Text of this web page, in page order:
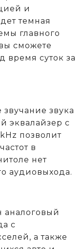
и
темная
главного
сможете
время суток за
звучание звука
эквалайзер с
позволит
в
нет
аудиовыхода.
аналоговый
с
а также